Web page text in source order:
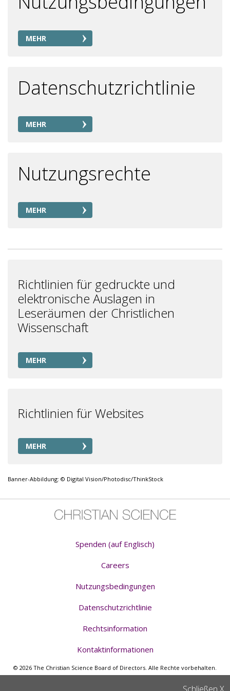
MEHR
Datenschutzrichtlinie
MEHR
Nutzungsrechte
MEHR
Richtlinien für gedruckte und
elektronische Auslagen in
Leseräumen der Christlichen
Wissenschaft
MEHR
Richtlinien für Websites
MEHR
Banner-Abbildung: © Digital Vision/Photodisc/ThinkStock
Spenden (auf Englisch)
Careers
Nutzungsbedingungen
Datenschutzrichtlinie
Rechtsinformation
Kontaktinformationen
© 2026 The Christian Science Board of Directors. Alle Rechte vorbehalten.